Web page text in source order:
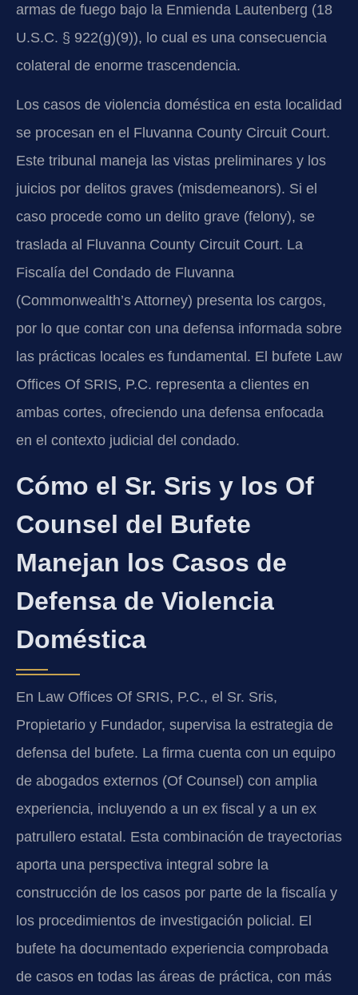
armas de fuego bajo la Enmienda Lautenberg (18
U.S.C. § 922(g)(9)), lo cual es una consecuencia
colateral de enorme trascendencia.
Los casos de violencia doméstica en esta localidad
se procesan en el Fluvanna County Circuit Court.
Este tribunal maneja las vistas preliminares y los
juicios por delitos graves (misdemeanors). Si el
caso procede como un delito grave (felony), se
traslada al Fluvanna County Circuit Court. La
Fiscalía del Condado de Fluvanna
(Commonwealth’s Attorney) presenta los cargos,
por lo que contar con una defensa informada sobre
las prácticas locales es fundamental. El bufete Law
Offices Of SRIS, P.C. representa a clientes en
ambas cortes, ofreciendo una defensa enfocada
en el contexto judicial del condado.
Cómo el Sr. Sris y los Of
Counsel del Bufete
Manejan los Casos de
Defensa de Violencia
Doméstica
En Law Offices Of SRIS, P.C., el Sr. Sris,
Propietario y Fundador, supervisa la estrategia de
defensa del bufete. La firma cuenta con un equipo
de abogados externos (Of Counsel) con amplia
experiencia, incluyendo a un ex fiscal y a un ex
patrullero estatal. Esta combinación de trayectorias
aporta una perspectiva integral sobre la
construcción de los casos por parte de la fiscalía y
los procedimientos de investigación policial. El
bufete ha documentado experiencia comprobada
de casos en todas las áreas de práctica, con más